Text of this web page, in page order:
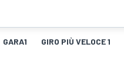
GARA1 GIRO PIÙ VELOCE 1